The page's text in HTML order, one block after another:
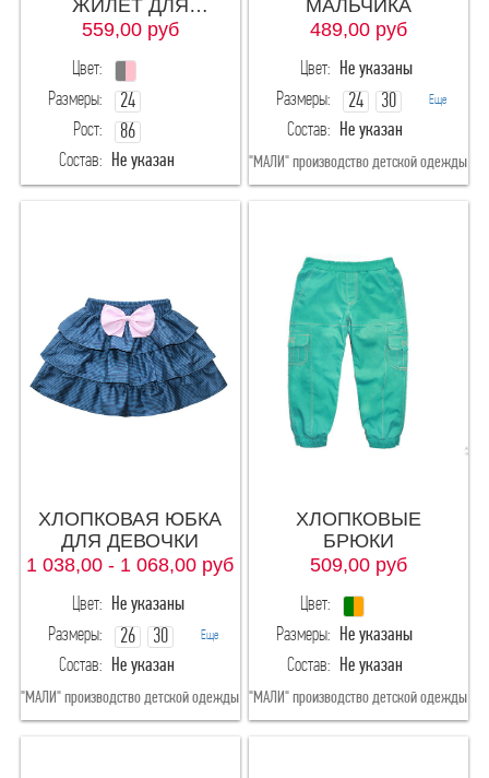
ЖИЛЕТ ДЛЯ
ДЕВОЧКИ
559,00руб
Цвет:
Размеры:
24
Рост: 86
Состав: Не указан
МАЛЬЧИКА
489,00руб
Цвет: Не указаны
Размеры:
24
30
32
28(рост98-104)
Еще
Состав: Не указан
"МАЛИ" производство детской одежды
ХЛОПКОВАЯ ЮБКА
ДЛЯ ДЕВОЧКИ
1 038,00 - 1 068,00 руб
Цвет: Не указаны
Размеры:
26
30
32
28(рост98-104)
Еще
Состав: Не указан
"МАЛИ" производство детской одежды
ХЛОПКОВЫЕ
БРЮКИ
509,00руб
Цвет:
Размеры: Не указаны
Состав: Не указан
"МАЛИ" производство детской одежды